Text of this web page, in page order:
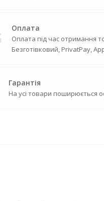
Оплата
Оплата під час отримання
Безготівковий, PrivatPay,
Гарантія
На усі товари поширюється